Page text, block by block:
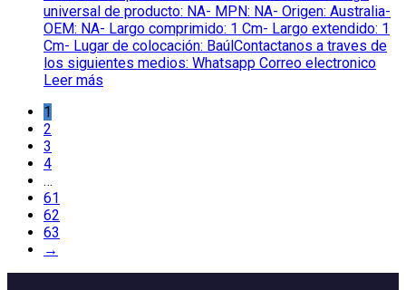
universal de producto: NA- MPN: NA- Origen: Australia-
OEM: NA- Largo comprimido: 1 Cm- Largo extendido: 1
Cm- Lugar de colocación: BaúlContactanos a traves de
los siguientes medios: Whatsapp Correo electronico
Leer más
1
2
3
4
…
61
62
63
→